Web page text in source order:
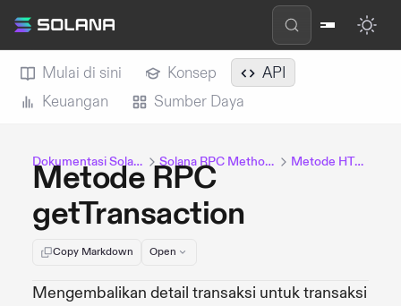
Mulai di sini Konsep
API
Keuangan
Sumber Daya
Dokumentasi Solana Solana RPC Methods Metode HTTP
Metode RPC
getTransaction
Copy Markdown Open
Mengembalikan detail transaksi untuk transaksi